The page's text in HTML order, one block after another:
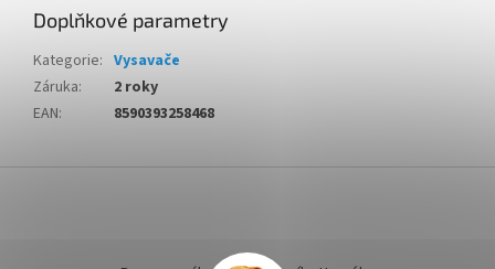
Doplňkové parametry
Kategorie: Vysavače
Záruka:
2 roky
EAN: 8590393258468